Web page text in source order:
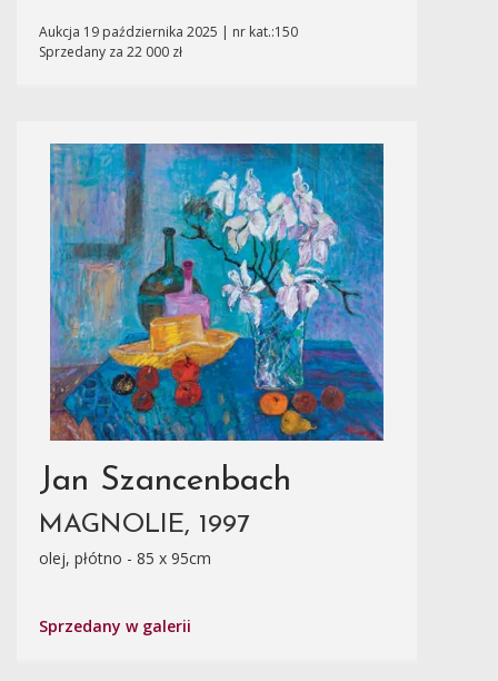
Aukcja 19 października 2025 | nr kat.:150
Sprzedany za 22 000 zł
Jan Szancenbach
MAGNOLIE, 1997
olej, płótno - 85 x 95cm
Sprzedany w galerii